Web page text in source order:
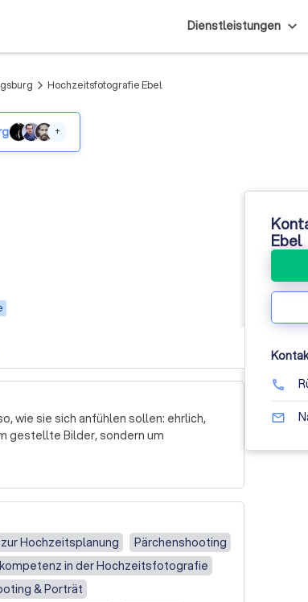
Dienstleistungen
arrow_forward_ios Hochzeitsfotografie Ebel
+
wie sie sich anfühlen sollen: ehrlich,
gestellte Bilder, sondern um
Sicherheit, Erfahrung und ein klarer Blick
zurück und bin da, wenn es darauf
ihr euch wirklich wiedererkennt.
entspannte Begleitung legt, seid ihr
Hochzeitsplanung
Pärchenshooting
in der Hochzeitsfotografie
& Porträt
Ebel
phone
mail_outline